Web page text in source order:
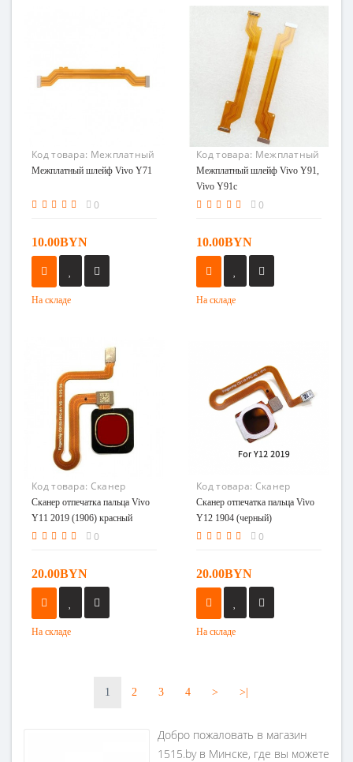
Код товара: Межплатный
шлейф Vivo Y71
Межплатный шлейф Vivo Y71
0
10.00BYN
На складе
Код товара: Межплатный
шлейф Vivo Y91, Vivo Y91c
Межплатный шлейф Vivo Y91,
Vivo Y91c
0
10.00BYN
На складе
Код товара: Сканер
отпечатка пальца Vivo
Y11 2019 (1906) красный
Сканер отпечатка пальца Vivo
Y11 2019 (1906) красный
0
20.00BYN
На складе
Код товара: Сканер
отпечатка пальца Vivo
Y12 1904 (черный)
Сканер отпечатка пальца Vivo
Y12 1904 (черный)
0
20.00BYN
На складе
1 2 3 4 > >|
Добро пожаловать в магазин
1515.by в Минске, где вы можете